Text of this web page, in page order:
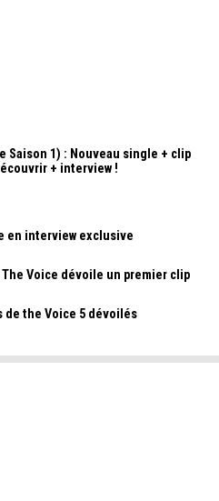
Saison 1) : Nouveau single + clip
+ interview !
en interview exclusive
The Voice dévoile un premier clip
de the Voice 5 dévoilés